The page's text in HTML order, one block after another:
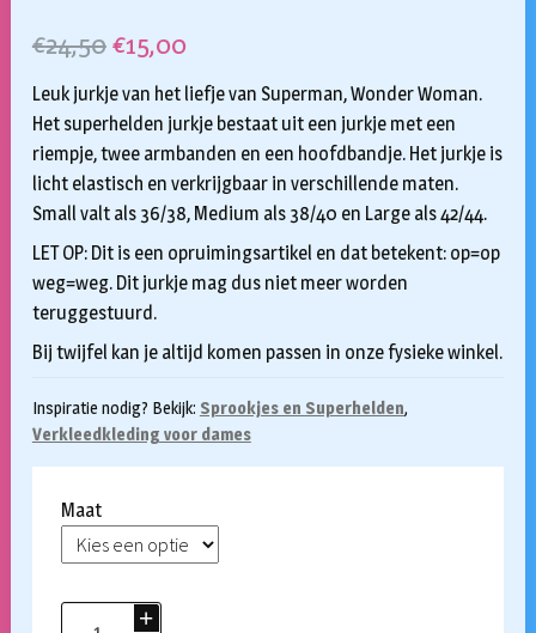
€24,50Oorspronkelijke
prijs
was:
€24,50.
€15,00Huidige
prijs
is:
€15,00.
Leuk jurkje van het liefje van Superman, Wonder Woman.
Het superhelden jurkje bestaat uit een jurkje met een
riempje, twee armbanden en een hoofdbandje. Het jurkje is
licht elastisch en verkrijgbaar in verschillende maten.
Small valt als 36/38, Medium als 38/40 en Large als 42/44.
LET OP: Dit is een opruimingsartikel en dat betekent: op=op
weg=weg. Dit jurkje mag dus niet meer worden
teruggestuurd.
Bij twijfel kan je altijd komen passen in onze fysieke winkel.
Inspiratie nodig? Bekijk: Sprookjes en Superhelden,
Verkleedkleding voor dames
Maat